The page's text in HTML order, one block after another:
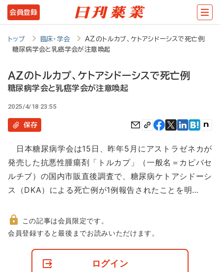
メ
イ
テ
ツ
に
動
会員登録
トップ 臨床・学会
AZのトルカプ、ケトアシドーシスで死亡例
糖尿病学会と乳癌学会が注意喚起
AZのトルカプ、ケトアシドーシスで死亡例
糖尿病学会と乳癌学会が注意喚起
2025/4/18 23:55
保存
日本糖尿病学会は15日、昨年5月にアストラゼネカが
発売した抗悪性腫瘍剤「トルカプ」（一般名＝カピバセ
ルチブ）の国内市販直後調査で、糖尿病ケトアシドーシ
ス（DKA）による死亡例が1例報告されたことを明…
非
この記事は会員限定です。
会員登録すると最後までお読みいただけます。
ログイン